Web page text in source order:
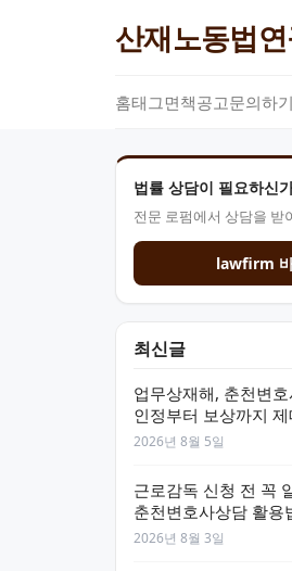
산재노동법
홈태그면책공고문의하기
법률 상담이 필요하신
전문 로펌에서 상담을 받
lawfirm
최신글
업무상재해, 춘천변
인정부터 보상까지
2026년 8월 5일
근로감독 신청 전 꼭
춘천변호사상담 활용
2026년 8월 3일